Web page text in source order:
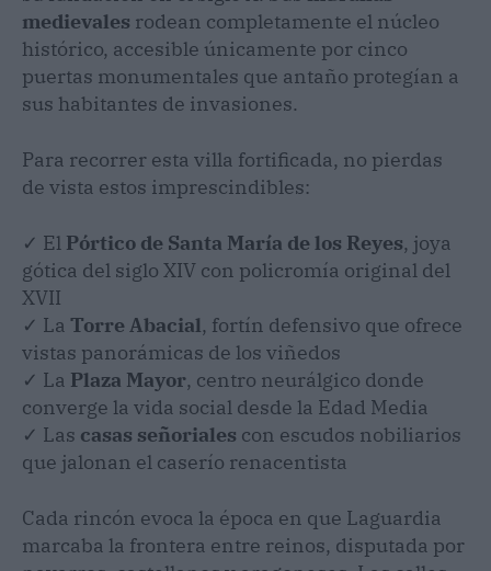
medievales rodean completamente el núcleo
histórico, accesible únicamente por cinco
puertas monumentales que antaño protegían a
sus habitantes de invasiones.
Para recorrer esta villa fortificada, no pierdas
de vista estos imprescindibles:
✓ El Pórtico de Santa María de los Reyes, joya
gótica del siglo XIV con policromía original del
XVII
✓ La Torre Abacial, fortín defensivo que ofrece
vistas panorámicas de los viñedos
✓ La Plaza Mayor, centro neurálgico donde
converge la vida social desde la Edad Media
✓ Las casas señoriales con escudos nobiliarios
que jalonan el caserío renacentista
Cada rincón evoca la época en que Laguardia
marcaba la frontera entre reinos, disputada por